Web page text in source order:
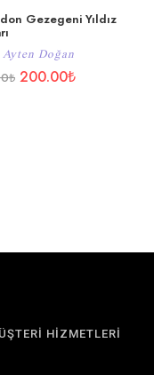
Gezegeni Yıldız
Ayten Doğan
₺ 200.00₺
HİZMETLERİ